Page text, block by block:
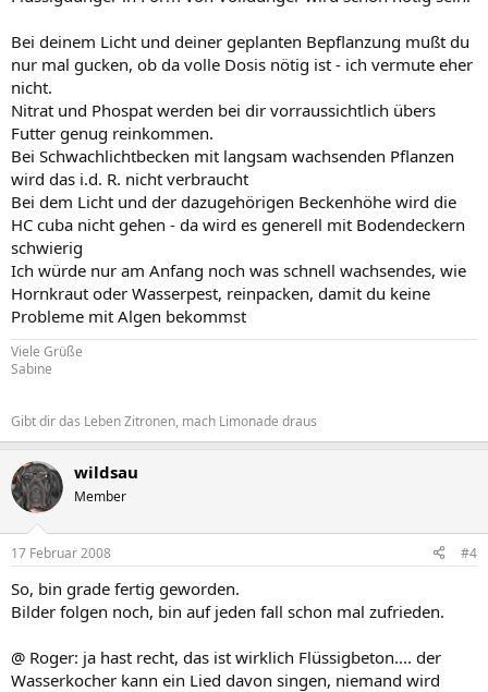
Bei deinem Licht und deiner geplanten Bepflanzung mußt du
nur mal gucken, ob da volle Dosis nötig ist - ich vermute eher
nicht.
Nitrat und Phospat werden bei dir vorraussichtlich übers
Futter genug reinkommen.
Bei Schwachlichtbecken mit langsam wachsenden Pflanzen
wird das i.d. R. nicht verbraucht
Bei dem Licht und der dazugehörigen Beckenhöhe wird die
HC cuba nicht gehen - da wird es generell mit Bodendeckern
schwierig
Ich würde nur am Anfang noch was schnell wachsendes, wie
Hornkraut oder Wasserpest, reinpacken, damit du keine
Probleme mit Algen bekommst
Viele Grüße
Sabine
Gibt dir das Leben Zitronen, mach Limonade draus
wildsau
Member
17 Februar 2008 #4
So, bin grade fertig geworden.
Bilder folgen noch, bin auf jeden fall schon mal zufrieden.
@ Roger: ja hast recht, das ist wirklich Flüssigbeton.... der
Wasserkocher kann ein Lied davon singen, niemand wird